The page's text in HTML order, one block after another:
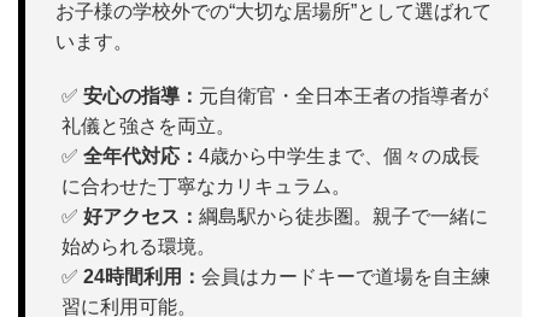
お子様の学校外での“大切な居場所”として選ばれて
います。
✅ 安心の指導： 元自衛官・全日本王者の指導者が
礼儀と強さを両立。
✅ 全年代対応： 4歳から中学生まで、個々の成長
に合わせた丁寧なカリキュラム。
✅ 好アクセス： 綱島駅から徒歩圏。親子で一緒に
始められる環境。
✅ 24時間利用： 会員はカードキーで道場を自主練
習に利用可能。